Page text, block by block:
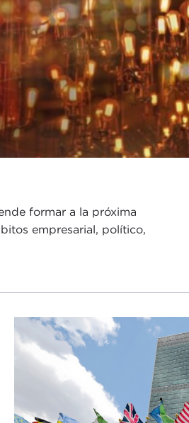
formar a la próxima
empresarial, político,